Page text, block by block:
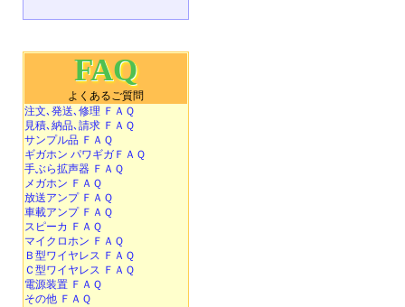
FAQ
よくあるご質問
注文､発送､修理 ＦＡＱ
見積､納品､請求 ＦＡＱ
サンプル品 ＦＡＱ
ギガホン パワギガＦＡＱ
手ぶら拡声器 ＦＡＱ
メガホン ＦＡＱ
放送アンプ ＦＡＱ
車載アンプ ＦＡＱ
スピーカ ＦＡＱ
マイクロホン ＦＡＱ
Ｂ型ワイヤレス ＦＡＱ
Ｃ型ワイヤレス ＦＡＱ
電源装置 ＦＡＱ
その他 ＦＡＱ